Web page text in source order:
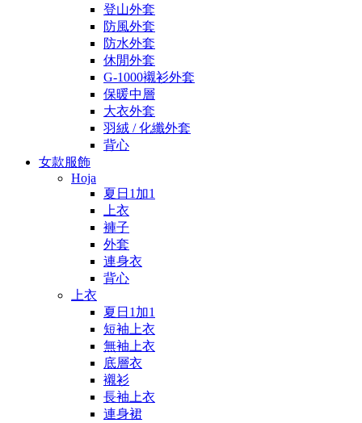
登山外套
防風外套
防水外套
休閒外套
G-1000襯衫外套
保暖中層
大衣外套
羽絨 / 化纖外套
背心
女款服飾
Hoja
夏日1加1
上衣
褲子
外套
連身衣
背心
上衣
夏日1加1
短袖上衣
無袖上衣
底層衣
襯衫
長袖上衣
連身裙